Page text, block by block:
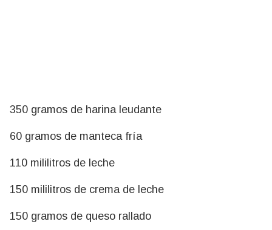
350 gramos de harina leudante
60 gramos de manteca fría
110 mililitros de leche
150 mililitros de crema de leche
150 gramos de queso rallado